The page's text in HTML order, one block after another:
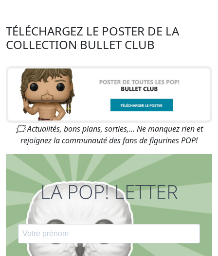
TÉLÉCHARGEZ LE POSTER DE LA
COLLECTION BULLET CLUB
🗯 Actualités, bons plans, sorties,... Ne manquez rien et
rejoignez la communauté des fans de figurines POP!
LA POP! LETTER